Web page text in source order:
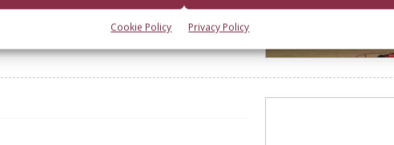
Cookie Policy Privacy Policy